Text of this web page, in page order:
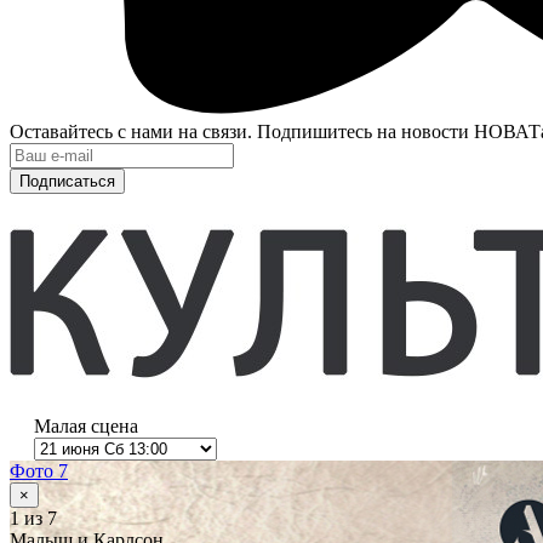
Оставайтесь с нами на связи. Подпишитесь на новости
Подписаться
Малая сцена
Фото 7
×
1 из 7